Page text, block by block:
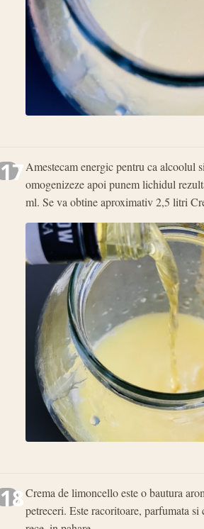
17Amestecam energic pentru ca alcoolul
omogenizeze apoi punem lichidul
ml. Se va obtine aproximativ 2,5 litri
18Crema de limoncello este o bautura
petreceri. Este racoritoare, parfumata si